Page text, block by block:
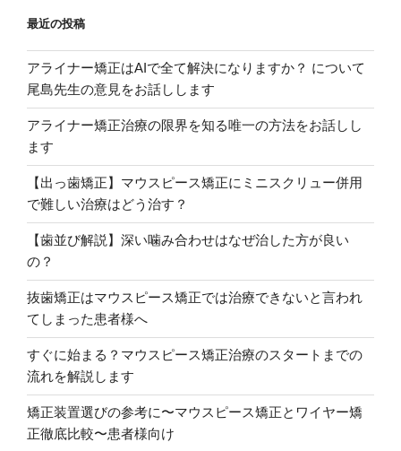
最近の投稿
アライナー矯正はAIで全て解決になりますか？ について
尾島先生の意見をお話しします
アライナー矯正治療の限界を知る唯一の方法をお話しし
ます
【出っ歯矯正】マウスピース矯正にミニスクリュー併用
で難しい治療はどう治す？
【歯並び解説】深い噛み合わせはなぜ治した方が良い
の？
抜歯矯正はマウスピース矯正では治療できないと言われ
てしまった患者様へ
すぐに始まる？マウスピース矯正治療のスタートまでの
流れを解説します
矯正装置選びの参考に〜マウスピース矯正とワイヤー矯
正徹底比較〜患者様向け